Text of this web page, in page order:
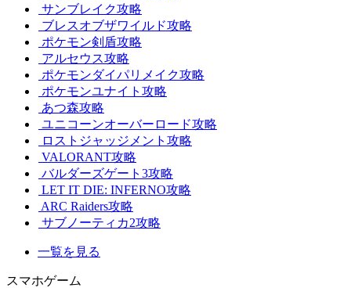
サンブレイク攻略
ブレスオブザワイルド攻略
ポケモン剣盾攻略
アルセウス攻略
ポケモンダイパリメイク攻略
ポケモンユナイト攻略
あつ森攻略
ユニコーンオーバーロード攻略
ロストジャッジメント攻略
VALORANT攻略
バルダーズゲート3攻略
LET IT DIE: INFERNO攻略
ARC Raiders攻略
サブノーティカ2攻略
一覧を見る
スマホゲーム